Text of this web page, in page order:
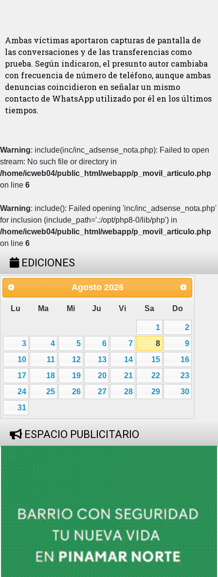
Ambas víctimas aportaron capturas de pantalla de
las conversaciones y de las transferencias como
prueba. Según indicaron, el presunto autor cambiaba
con frecuencia de número de teléfono, aunque ambas
denuncias coincidieron en señalar un mismo
contacto de WhatsApp utilizado por él en los últimos
tiempos.
Warning: include(inc/inc_adsense_nota.php): Failed to open
stream: No such file or directory in
/home/icweb04/public_html/webapp/p_movil_articulo.php
on line 6
Warning: include(): Failed opening 'inc/inc_adsense_nota.php'
for inclusion (include_path='.:/opt/php8-0/lib/php') in
/home/icweb04/public_html/webapp/p_movil_articulo.php
on line 6
EDICIONES
Agosto 2026
Lu Ma Mi Ju Vi Sa Do
1
2
3
4 5 6 7 8
9
10
11 12 13 14 15
16
17
18 19 20 21 22
23
24
25 26 27 28 29
30
31
ESPACIO PUBLICITARIO